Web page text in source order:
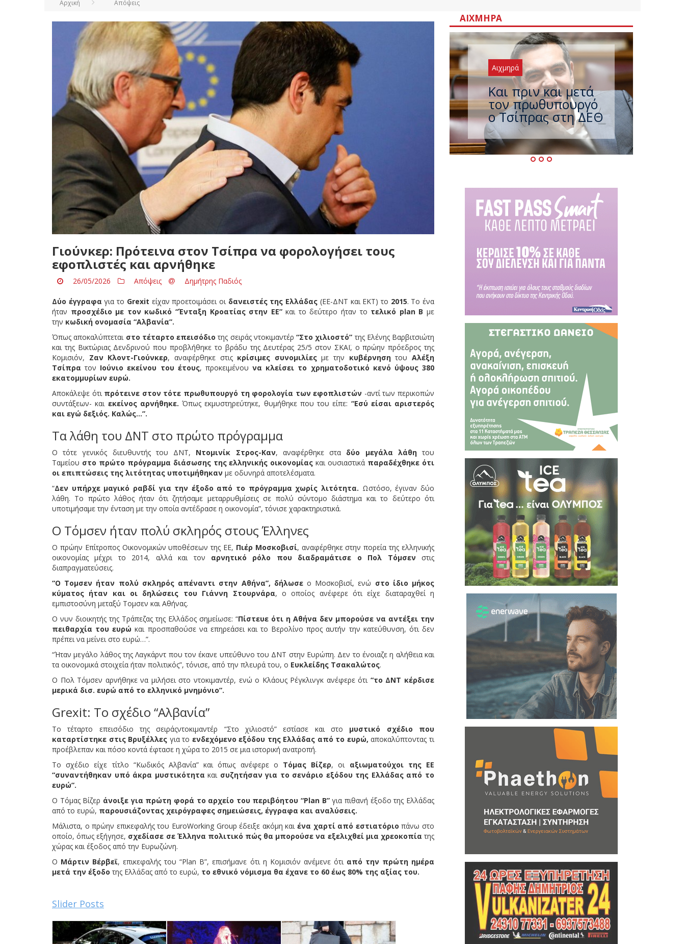
Αρχική Απόψεις
Γιούνκερ: Πρότεινα στον Τσίπρα να φορολογήσει τους
εφοπλιστές και αρνήθηκε
26/05/2026 Απόψεις Δημήτρης Παδιός
Δύο έγγραφα για το Grexit είχαν προετοιμάσει οι δανειστές της Ελλάδας (ΕΕ-ΔΝΤ και ΕΚΤ) το 2015. Το ένα
ήταν προσχέδιο με τον κωδικό “Ένταξη Κροατίας στην ΕΕ”και το δεύτερο ήταν το τελικό plan Bμε
την κωδική ονομασία “Αλβανία”.
Όπως αποκαλύπτεται στο τέταρτο επεισόδιοτης σειράς ντοκιμαντέρ “Στο χιλιοστό” της Ελένης Βαρβιτσιώτη
και της Βικτώριας Δενδρινού που προβλήθηκε το βράδυ της Δευτέρας 25/5 στον ΣΚΑΪ, ο πρώην πρόεδρος της
Κομισιόν, Ζαν Κλοντ-Γιούνκερ, αναφέρθηκε στις κρίσιμες συνομιλίεςμε την κυβέρνησητουΑλέξη
Τσίπρα τον Ιούνιο εκείνου του έτους, προκειμένουνα κλείσει το χρηματοδοτικό κενό ύψους 380
εκατομμυρίων ευρώ.
Αποκάλεψε ότι πρότεινε στον τότε πρωθυπουργό τη φορολογία των εφοπλιστών -αντί των περικοπών
συντάξεων- και εκείνος αρνήθηκε. Όπως εκμυστηρεύτηκε, θυμήθηκε που του είπε: “Εσύ είσαι αριστερός
και εγώ δεξιός. Καλώς…”.
Τα λάθη του ΔΝΤ στο πρώτο πρόγραμμα
Ο τότε γενικός διευθυντής του ΔΝΤ, Ντομινίκ Στρος-Καν, αναφέρθηκε στα δύο μεγάλα λάθητου
Ταμείου στο πρώτο πρόγραμμα διάσωσης της ελληνικής οικονομίαςκαι ουσιαστικά παραδέχθηκε ότι
οι επιπτώσεις της λιτότητας υποτιμήθηκαν με οδυνηρά αποτελέσματα.
“Δεν υπήρχε μαγικό ραβδί για την έξοδο από το πρόγραμμα χωρίς λιτότητα. Ωστόσο, έγιναν δύο
λάθη. Το πρώτο λάθος ήταν ότι ζητήσαμε μεταρρυθμίσεις σε πολύ σύντομο διάστημα και το δεύτερο ότι
υποτιμήσαμε την ένταση με την οποία αντέδρασε η οικονομία”, τόνισε χαρακτηριστικά.
Ο Τόμσεν ήταν πολύ σκληρός στους Έλληνες
Ο πρώην Επίτροπος Οικονομικών υποθέσεων της ΕΕ, Πιέρ Μοσκοβισί, αναφέρθηκε στην πορεία της ελληνικής
οικονομίας μέχρι το 2014, αλλά και τον αρνητικό ρόλο που διαδραμάτισε ο Πολ Τόμσεν στις
διαπραγματεύσεις.
“Ο Τομσεν ήταν πολύ σκληρός απέναντι στην Αθήνα”, δήλωσε ο Μοσκοβισί, ενώ στο ίδιο μήκος
κύματος ήταν και οι δηλώσεις του Γιάννη Στουρνάρα, ο οποίος ανέφερε ότι είχε διαταραχθεί η
εμπιστοσύνη μεταξύ Τομσεν και Αθήνας.
Ο νυν διοικητής της Τράπεζας της Ελλάδος σημείωσε: “Πίστευε ότι η Αθήνα δεν μπορούσε να αντέξει την
πειθαρχία του ευρώ και προσπαθούσε να επηρεάσει και το Βερολίνο προς αυτήν την κατεύθυνση, ότι δεν
πρέπει να μείνει στο ευρώ…”.
“Ήταν μεγάλο λάθος της Λαγκάρντ που τον έκανε υπεύθυνο του ΔΝΤ στην Ευρώπη. Δεν το ένοιαζε η αλήθεια και
τα οικονομικά στοιχεία ήταν πολιτικός”, τόνισε, από την πλευρά του, ο Ευκλείδης Τσακαλώτος.
Ο Πολ Τόμσεν αρνήθηκε να μιλήσει στο ντοκιμαντέρ, ενώ ο Κλάους Ρέγκλινγκ ανέφερε ότι “το ΔΝΤ κέρδισε
μερικά δισ. ευρώ από το ελληνικό μνημόνιο”.
Grexit: Το σχέδιο “Αλβανία”
Το τέταρτο επεισόδιο της σειράςντοκιμαντέρ “Στο χιλιοστό” εστίασε και στο μυστικό σχέδιο που
καταρτίστηκε στις Βρυξέλλες για το ενδεχόμενο εξόδου της Ελλάδας από το ευρώ, αποκαλύπτοντας τι
προέβλεπαν και πόσο κοντά έφτασε η χώρα το 2015 σε μια ιστορική ανατροπή.
Το σχέδιο είχε τίτλο “Κωδικός Αλβανία” και όπως ανέφερε ο Τόμας Βίζερ, οι αξιωματούχοι της ΕΕ
“συναντήθηκαν υπό άκρα μυστικότητακαι συζητήσαν για το σενάριο εξόδου της Ελλάδας από το
ευρώ”.
Ο Τόμας Βίζερ άνοιξε για πρώτη φορά το αρχείο του περιβόητου “Plan B”για πιθανή έξοδο της Ελλάδας
από το ευρώ, παρουσιάζοντας χειρόγραφες σημειώσεις, έγγραφα και αναλύσεις.
Μάλιστα, ο πρώην επικεφαλής του EuroWorking Group έδειξε ακόμη και ένα χαρτί από εστιατόριο πάνω στο
οποίο, όπως εξήγησε, σχεδίασε σε Έλληνα πολιτικό πώς θα μπορούσε να εξελιχθεί μια χρεοκοπία της
χώρας και έξοδος από την Ευρωζώνη.
Ο Μάρτιν Βέρβεϊ, επικεφαλής του “Plan B”, επισήμανε ότι η Κομισιόν ανέμενε ότι από την πρώτη ημέρα
μετά την έξοδο της Ελλάδας από το ευρώ, το εθνικό νόμισμα θα έχανε το 60 έως 80% της αξίας του.
Slider Posts
ΑΙΧΜΗΡΆ
Αιχμηρά
Έρχεται νέο
ισχυρό κύμα
ζέστης με 40
βαθμούς Κελσίου –
Ο καιρός έως τον
Δεκαπενταύγουστο